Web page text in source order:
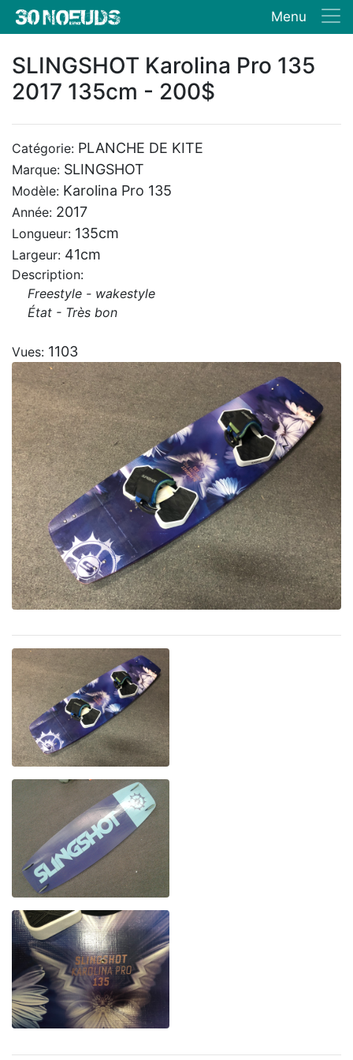
Menu
SLINGSHOT Karolina Pro 135
2017 135cm - 200$
Catégorie: PLANCHE DE KITE
Marque: SLINGSHOT
Modèle: Karolina Pro 135
Année: 2017
Longueur: 135cm
Largeur: 41cm
Description:
Freestyle - wakestyle
État - Très bon
Vues: 1103